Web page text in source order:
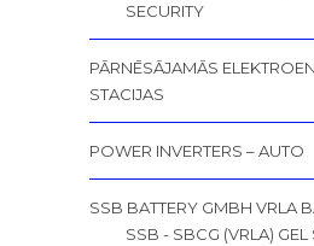
SECURITY
PĀRNĒSĀJAMĀS
STACIJAS
POWER INVERTERS – AUTO
SSB BATTERY GMBH VRLA
SSB - SBCG (VRLA) GEL